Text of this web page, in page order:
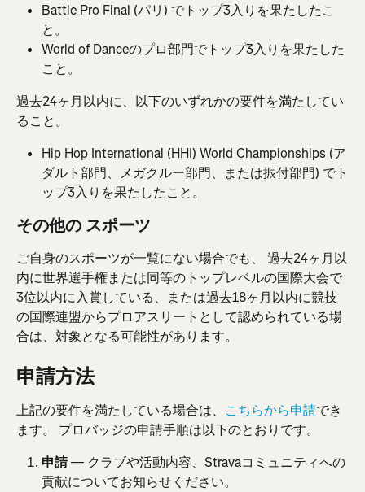
Battle Pro Final (パリ) でトップ3入りを果たしたこ
と。
World of Danceのプロ部門でトップ3入りを果たした
こと。
過去24ヶ月以内に、以下のいずれかの要件を満たしてい
ること。
Hip Hop International (HHI) World Championships (ア
ダルト部門、メガクルー部門、または振付部門) でト
ップ3入りを果たしたこと。
その他の スポーツ
ご自身のスポーツが一覧にない場合でも、 過去24ヶ月以
内に世界選手権または同等のトップレベルの国際大会で
3位以内に入賞している、または過去18ヶ月以内に競技
の国際連盟からプロアスリートとして認められている場
合は、対象となる可能性があります。
申請方法
上記の要件を満たしている場合は、 こちらから申請でき
ます。 プロバッジの申請手順は以下のとおりです。
申請 — クラブや活動内容、Stravaコミュニティへの
貢献についてお知らせください。